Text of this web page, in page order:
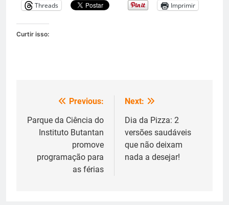
Threads
Imprimir
Curtir isso:
Navegação
de
Previous:
Parque da Ciência do
Instituto Butantan
promove
programação para
as férias
Next:
Dia da Pizza: 2
versões saudáveis
que não deixam
nada a desejar!